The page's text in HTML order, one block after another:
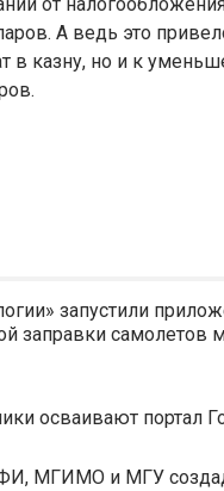
А ведь это
в казну, но и к
запустили
заправки самолетов
осваивают портал
МГИМО и МГУ